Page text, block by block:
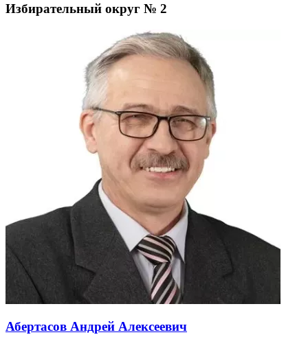
Избирательный округ № 2
Абертасов Андрей Алексеевич